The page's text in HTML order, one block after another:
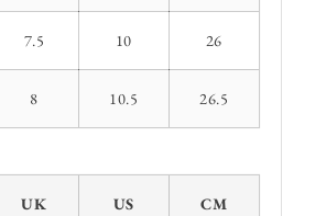
7.5 10 26
8 10.5 26.5
UK US CM